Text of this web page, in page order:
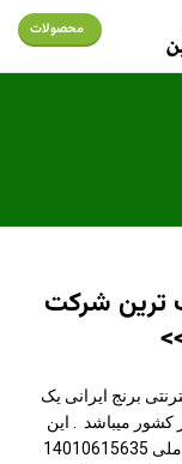
محصولات
ترین شرکت
برنج ایرانی یک
کشور میباشد . این
شرکت به شماره ثبت 2871 و دارای شناسع ی ملی 14010615635